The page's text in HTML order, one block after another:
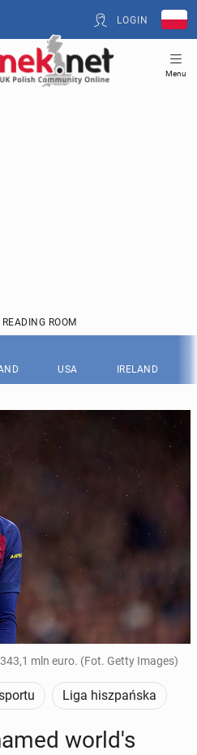
LOGIN
Menu
READING ROOM
USA IRELAND
mln euro. (Fot. Getty Images)
Liga hiszpańska
world's